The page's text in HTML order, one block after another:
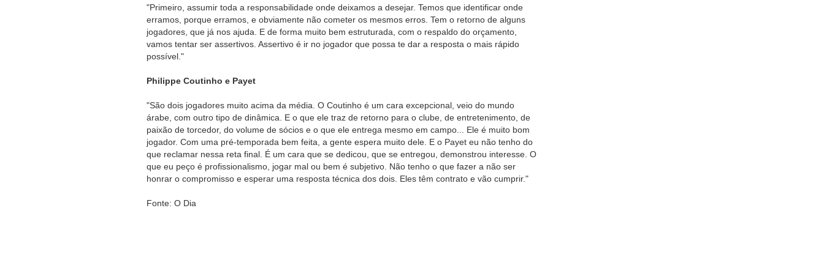
"Primeiro, assumir toda a responsabilidade onde deixamos a desejar. Temos que identificar onde
erramos, porque erramos, e obviamente não cometer os mesmos erros. Tem o retorno de alguns
jogadores, que já nos ajuda. E de forma muito bem estruturada, com o respaldo do orçamento,
vamos tentar ser assertivos. Assertivo é ir no jogador que possa te dar a resposta o mais rápido
possível."
Philippe Coutinho e Payet
"São dois jogadores muito acima da média. O Coutinho é um cara excepcional, veio do mundo
árabe, com outro tipo de dinâmica. E o que ele traz de retorno para o clube, de entretenimento, de
paixão de torcedor, do volume de sócios e o que ele entrega mesmo em campo... Ele é muito bom
jogador. Com uma pré-temporada bem feita, a gente espera muito dele. E o Payet eu não tenho do
que reclamar nessa reta final. É um cara que se dedicou, que se entregou, demonstrou interesse. O
que eu peço é profissionalismo, jogar mal ou bem é subjetivo. Não tenho o que fazer a não ser
honrar o compromisso e esperar uma resposta técnica dos dois. Eles têm contrato e vão cumprir."
Fonte: O Dia